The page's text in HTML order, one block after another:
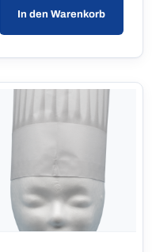
In den Warenkorb